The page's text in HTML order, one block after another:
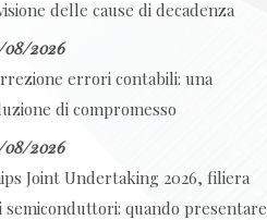
delle cause di decadenza
08/2026
errori contabili: una
di compromesso
08/2026
Joint Undertaking 2026, filiera
semiconduttori: quando presentare